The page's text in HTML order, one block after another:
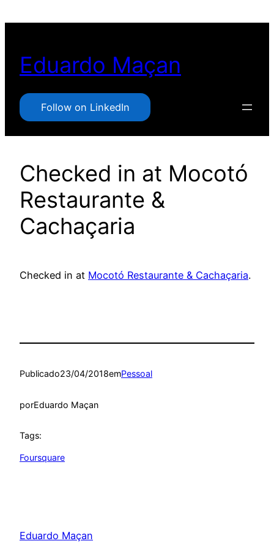
conteúdo
Eduardo Maçan
Follow on LinkedIn
Checked in at Mocotó
Restaurante &
Cachaçaria
Checked in at Mocotó Restaurante & Cachaçaria.
Publicado23/04/2018emPessoal
porEduardo Maçan
Tags:
Foursquare
Eduardo Maçan